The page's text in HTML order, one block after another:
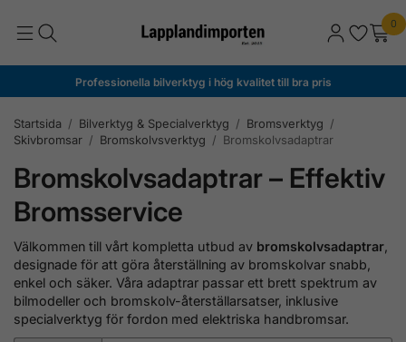
0
Professionella bilverktyg i hög kvalitet till bra pris
Startsida / Bilverktyg & Specialverktyg / Bromsverktyg /
Skivbromsar / Bromskolvsverktyg / Bromskolvsadaptrar
Bromskolvsadaptrar – Effektiv
Bromsservice
Välkommen till vårt kompletta utbud av bromskolvsadaptrar,
designade för att göra återställning av bromskolvar snabb,
enkel och säker. Våra adaptrar passar ett brett spektrum av
bilmodeller och bromskolv-återställarsatser, inklusive
specialverktyg för fordon med elektriska handbromsar.